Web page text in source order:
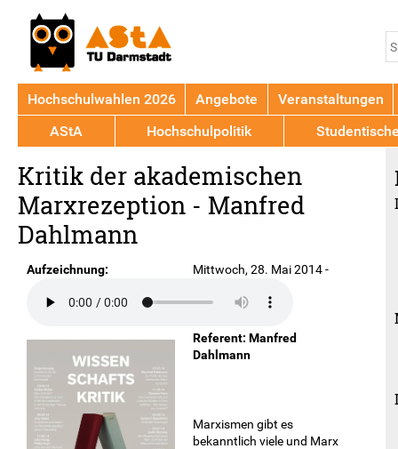
to
top
Kritik der akademischen
Marxrezeption - Manfred
Dahlmann
Aufzeichnung:
Mittwoch, 28. Mai 2014 -
Schlosskeller
Referent: Manfred
Dahlmann
Marxismen gibt es
bekanntlich viele und Marx
Hochschulwahlen 2026 Angebote
Veranstaltungen
AStA
Hochschulpolitik